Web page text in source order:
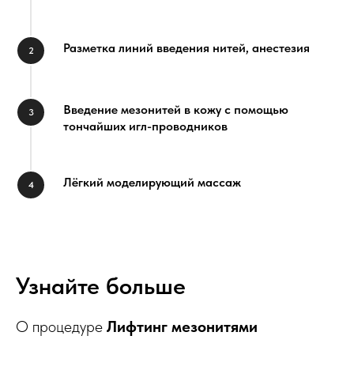
Разметка линий введения нитей, анестезия
Введение мезонитей в кожу с помощью
тончайших игл-проводников
Лёгкий моделирующий массаж
Узнайте больше
О процедуре Лифтинг мезонитями